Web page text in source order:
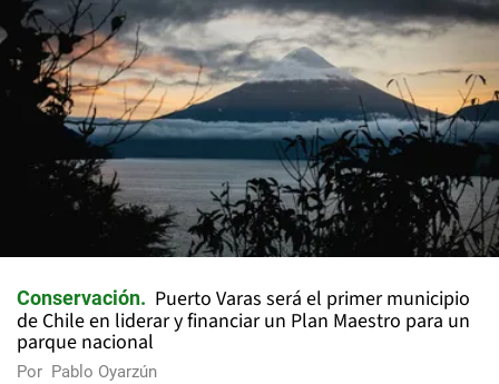
Conservación
Puerto Varas será el primer municipio
de Chile en liderar y financiar un Plan Maestro para un
parque nacional
Por Pablo Oyarzún